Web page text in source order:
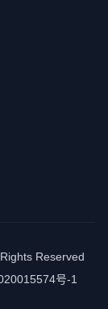
Reserved
号-1